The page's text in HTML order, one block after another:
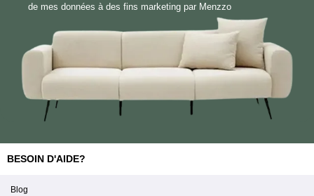
de mes données à des fins marketing par Menzzo
BESOIN D'AIDE?
Blog